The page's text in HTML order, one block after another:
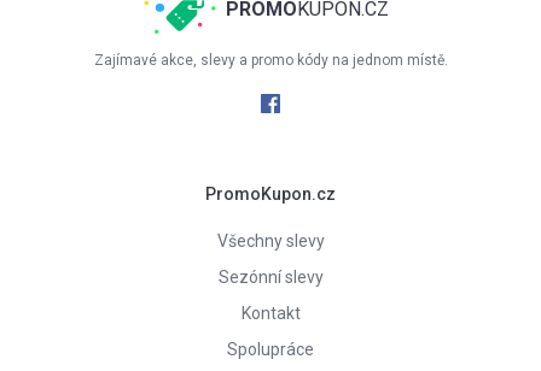
PROMOKUPON.CZ
Zajímavé akce, slevy a promo kódy na jednom místě.
PromoKupon.cz
Všechny slevy
Sezónní slevy
Kontakt
Spolupráce